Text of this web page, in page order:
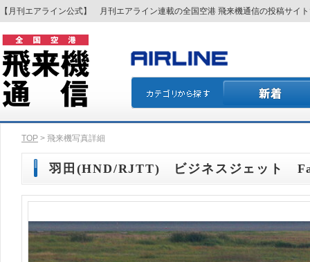
【月刊エアライン公式】 月刊エアライン連載の全国空港 飛来機通信の投稿サイ
TOP > 飛来機写真詳細
羽田(HND/RJTT) ビジネスジェット